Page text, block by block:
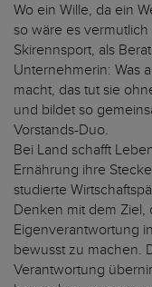
Wo ein Wille, da ein
so wäre es
Skirennsport, als
Unternehmerin: Was
macht, das tut sie
und bildet so
Vorstands-Duo.
Bei Land schafft
Ernährung ihre
studierte
Denken mit dem
Eigenverantwortung
bewusst zu machen.
Verantwortung